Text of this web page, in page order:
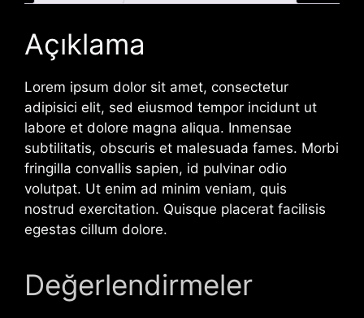
Açıklama
Lorem ipsum dolor sit amet, consectetur
adipisici elit, sed eiusmod tempor incidunt ut
labore et dolore magna aliqua. Inmensae
subtilitatis, obscuris et malesuada fames. Morbi
fringilla convallis sapien, id pulvinar odio
volutpat. Ut enim ad minim veniam, quis
nostrud exercitation. Quisque placerat facilisis
egestas cillum dolore.
Değerlendirmeler